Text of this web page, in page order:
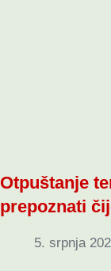
Otpuštanje
prepoznati
5. srpnja